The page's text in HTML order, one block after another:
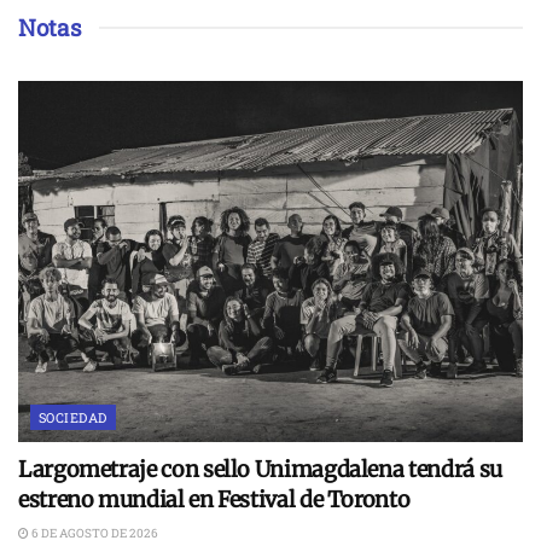
Notas
SOCIEDAD
Largometraje con sello Unimagdalena tendrá su
estreno mundial en Festival de Toronto
6 DE AGOSTO DE 2026